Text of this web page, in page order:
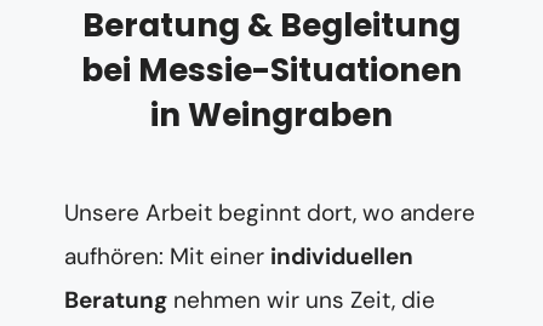
Beratung & Begleitung
bei Messie-Situationen
in Weingraben
Unsere Arbeit beginnt dort, wo andere
aufhören: Mit einer individuellen
Beratung nehmen wir uns Zeit, die